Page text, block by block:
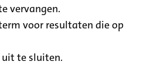
vervangen.
voor resultaten die op
te sluiten.